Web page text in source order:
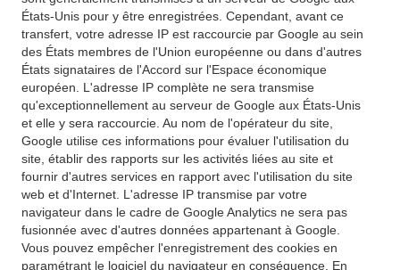
États-Unis pour y être enregistrées. Cependant, avant ce
transfert, votre adresse IP est raccourcie par Google au sein
des États membres de l'Union européenne ou dans d'autres
États signataires de l'Accord sur l'Espace économique
européen. L'adresse IP complète ne sera transmise
qu'exceptionnellement au serveur de Google aux États-Unis
et elle y sera raccourcie. Au nom de l'opérateur du site,
Google utilise ces informations pour évaluer l'utilisation du
site, établir des rapports sur les activités liées au site et
fournir d'autres services en rapport avec l'utilisation du site
web et d'Internet. L'adresse IP transmise par votre
navigateur dans le cadre de Google Analytics ne sera pas
fusionnée avec d'autres données appartenant à Google.
Vous pouvez empêcher l'enregistrement des cookies en
paramétrant le logiciel du navigateur en conséquence. En